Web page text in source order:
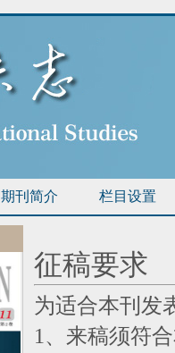
期刊简介 栏目设置
征稿要求
为适合本刊发
1、来稿须符